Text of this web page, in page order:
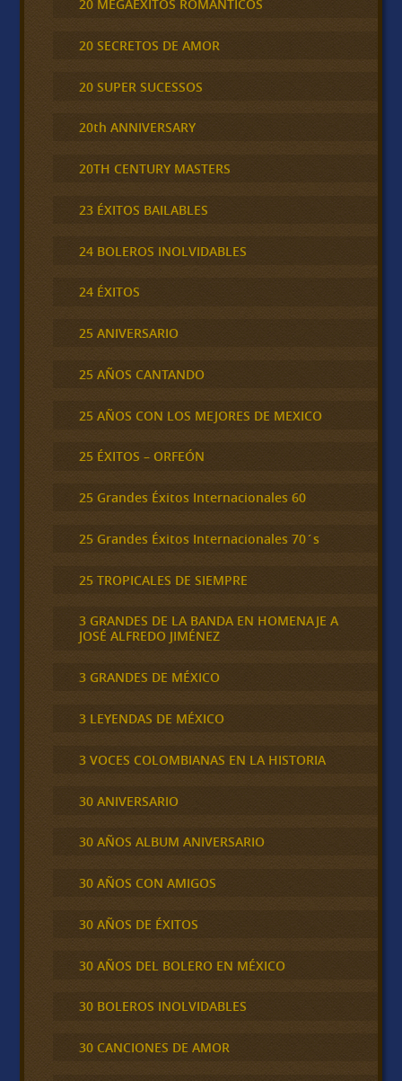
20 MEGAEXITOS ROMÁNTICOS
20 SECRETOS DE AMOR
20 SUPER SUCESSOS
20th ANNIVERSARY
20TH CENTURY MASTERS
23 ÉXITOS BAILABLES
24 BOLEROS INOLVIDABLES
24 ÉXITOS
25 ANIVERSARIO
25 AÑOS CANTANDO
25 AÑOS CON LOS MEJORES DE MEXICO
25 ÉXITOS – ORFEÓN
25 Grandes Éxitos Internacionales 60
25 Grandes Éxitos Internacionales 70´s
25 TROPICALES DE SIEMPRE
3 GRANDES DE LA BANDA EN HOMENAJE A
JOSÉ ALFREDO JIMÉNEZ
3 GRANDES DE MÉXICO
3 LEYENDAS DE MÉXICO
3 VOCES COLOMBIANAS EN LA HISTORIA
30 ANIVERSARIO
30 AÑOS ALBUM ANIVERSARIO
30 AÑOS CON AMIGOS
30 AÑOS DE ÉXITOS
30 AÑOS DEL BOLERO EN MÉXICO
30 BOLEROS INOLVIDABLES
30 CANCIONES DE AMOR